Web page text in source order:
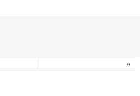
»